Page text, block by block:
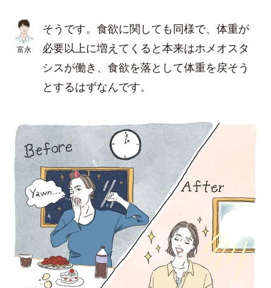
富永
そうです。食欲に関しても同様で、体重が
必要以上に増えてくると本来はホメオスタ
シスが働き、食欲を落として体重を戻そう
とするはずなんです。